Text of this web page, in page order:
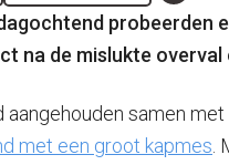
probeerden
na de mislukte overval
samen
met een groot kapmes